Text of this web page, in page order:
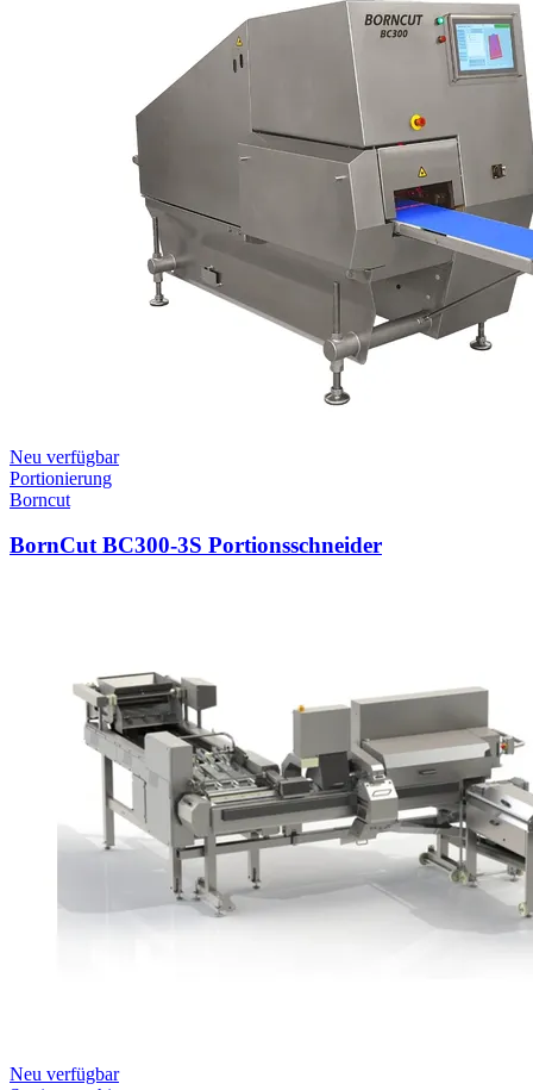
Neu verfügbar
Portionierung
Borncut
BornCut BC300-3S Portionsschneider
Neu verfügbar